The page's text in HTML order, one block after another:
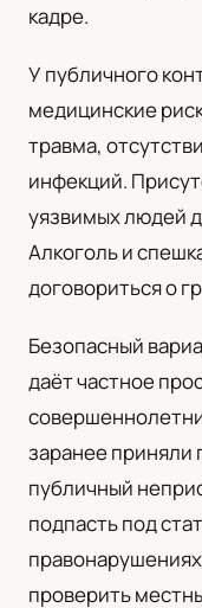
кадре.
У публичного
медицинские
травма,
инфекций.
уязвимых людей
Алкоголь и
договориться о
Безопасный
даёт частное
заранее приняли
публичный
подпасть под
проверить